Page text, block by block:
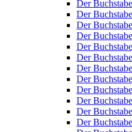
Der Buchstabe
Der Buchstabe
Der Buchstabe
Der Buchstabe
Der Buchstabe
Der Buchstabe
Der Buchstabe
Der Buchstabe
Der Buchstabe
Der Buchstabe
Der
Der Buchstabe